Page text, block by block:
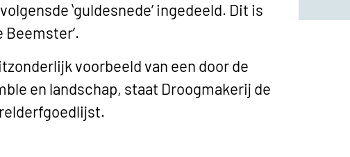
ʻguldesnedeʼ ingedeeld. Dit is
voorbeeld van een door de
en landschap, staat Droogmakerij de